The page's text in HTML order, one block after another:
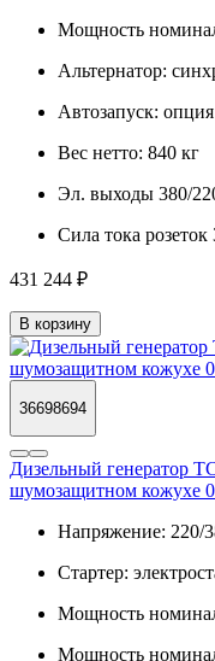
Мощность
Альтернатор:
Автозапуск: опция
Вес нетто: 840 кг
Эл. выходы 380/
Сила тока розеток
431 244 ₽
В корзину
36698694
Дизельный генератор
шумозащитном кожухе
Напряжение: 220/
Стартер:
Мощность
Мощность